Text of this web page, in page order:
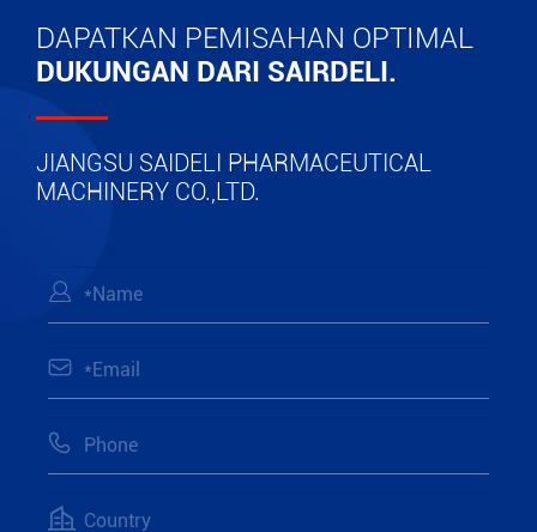
DAPATKAN PEMISAHAN OPTIMAL
DUKUNGAN DARI SAIRDELI.
JIANGSU SAIDELI PHARMACEUTICAL
MACHINERY CO.,LTD.



